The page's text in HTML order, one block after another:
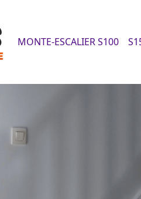
MONTE-ESCALIER S100